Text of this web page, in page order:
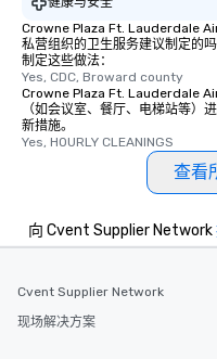
Crowne Plaza Ft. Lauderdale
私营组织的卫生服务建议制定的
制定这些做法：
Yes, CDC, Broward county
Crowne Plaza Ft. Lauderdale
（如会议室、餐厅、电梯站等）
新措施。
Yes, HOURLY CLEANINGS
查看
向 Cvent Supplier Network
Cvent Supplier Network
现场解决方案